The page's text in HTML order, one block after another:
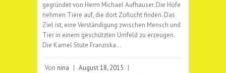
gegründet von Herrn Michael Aufhauser. Die Höfe
nehmen Tiere auf, die dort Zuflucht finden. Das
Ziel ist, eine Verständigung zwischen Mensch und
Tier in einem geschützten Umfeld zu erzeugen.
Die Kamel Stute Franziska…
Von nina | August 18, 2015 |